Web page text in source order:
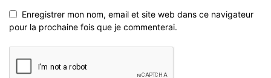
Enregistrer mon nom, email et site web dans ce navigateur
pour la prochaine fois que je commenterai.